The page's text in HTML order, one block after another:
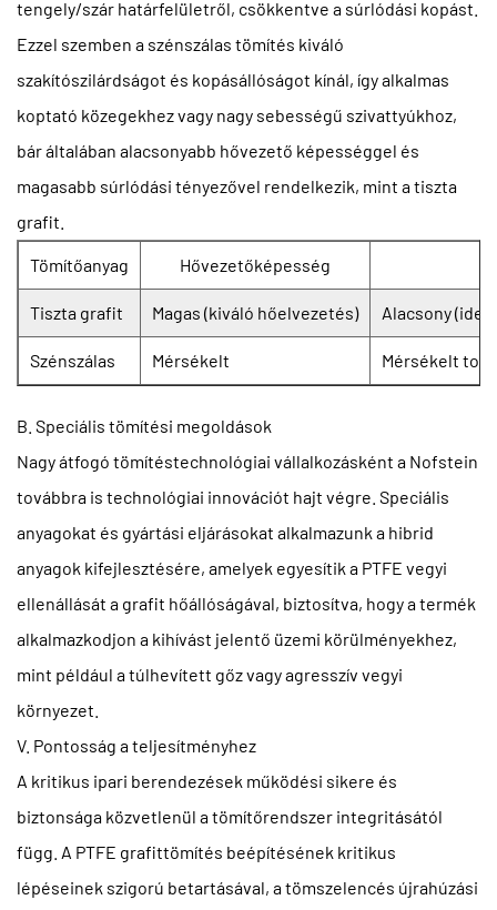
tengely/szár határfelületről, csökkentve a súrlódási kopást.
Ezzel szemben a szénszálas tömítés kiváló
szakítószilárdságot és kopásállóságot kínál, így alkalmas
koptató közegekhez vagy nagy sebességű szivattyúkhoz,
bár általában alacsonyabb hővezető képességgel és
magasabb súrlódási tényezővel rendelkezik, mint a tiszta
grafit.
Tömítőanyag Hővezetőképesség
Tiszta grafit Magas (kiváló hőelvezetés) Alacsony
Szénszálas Mérsékelt Mérsékelt to
B. Speciális tömítési megoldások
Nagy átfogó tömítéstechnológiai vállalkozásként a Nofstein
továbbra is technológiai innovációt hajt végre. Speciális
anyagokat és gyártási eljárásokat alkalmazunk a hibrid
anyagok kifejlesztésére, amelyek egyesítik a PTFE vegyi
ellenállását a grafit hőállóságával, biztosítva, hogy a termék
alkalmazkodjon a kihívást jelentő üzemi körülményekhez,
mint például a túlhevített gőz vagy agresszív vegyi
környezet.
V. Pontosság a teljesítményhez
A kritikus ipari berendezések működési sikere és
biztonsága közvetlenül a tömítőrendszer integritásától
függ. A PTFE grafittömítés beépítésének kritikus
lépéseinek szigorú betartásával, a tömszelencés újrahúzási